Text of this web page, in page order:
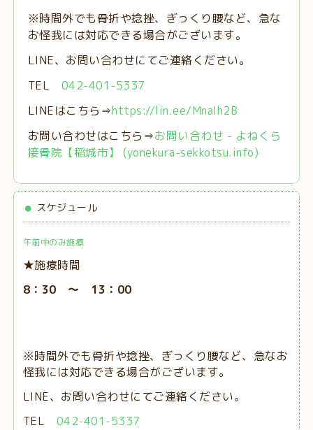
※時間外でも骨折や捻挫、ぎっくり腰など、急な
お怪我には対応できる場合がございます。
LINE、お問い合わせにてご連絡ください。
TEL 042-401-5337
LINEはこちら⇒https://lin.ee/MnaIh2B
お問い合わせはこちら⇒お問い合わせ - よねくら
接骨院【稲城市】 (yonekura-sekkotsu.info)
スケジュール
午前中のみ施療
★施療時間
8：30 ～ 13：00
※時間外でも骨折や捻挫、ぎっくり腰など、急なお
怪我には対応できる場合がございます。
LINE、お問い合わせにてご連絡ください。
TEL 042-401-5337